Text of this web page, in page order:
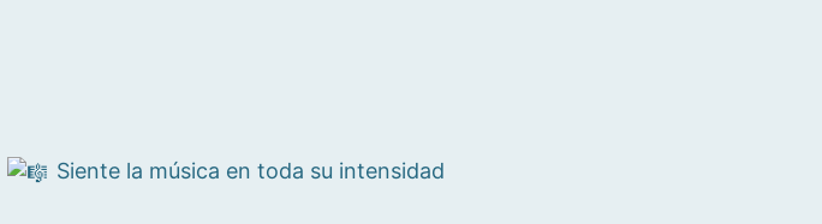
Siente la música en toda su intensidad